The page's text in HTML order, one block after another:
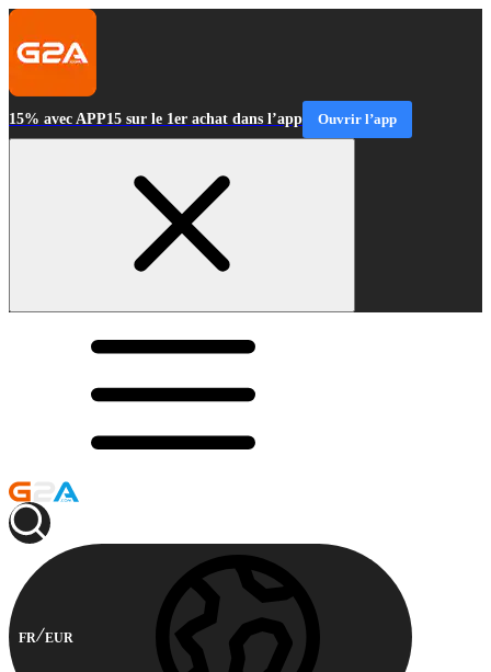
15% avec APP15 sur le 1er achat dans l’app Ouvrir l’app
FR EUR